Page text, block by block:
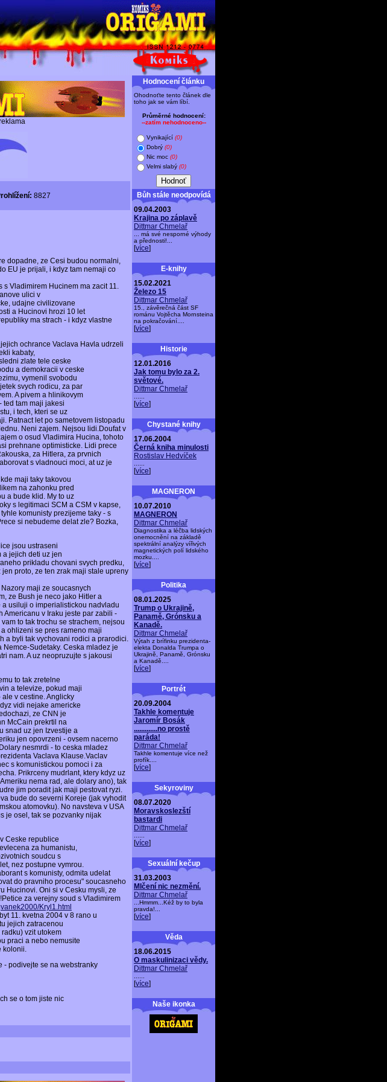
8827
dopadne, ze Cesi budou normalni,
EU je prijali, i kdyz tam nemaji co
Vladimirem Hucinem ma zacit 11.
ulici v
udajne civilizovane
a Hucinovi hrozi 10 let
ma strach - i kdyz vlastne
ochrance Vaclava Havla udrzeli
kabaty,
zlate tele ceske
a demokracii v ceske
vymenil svobodu
svych rodicu, za par
A pivem a hlinikovym
ted tam maji jakesi
i tech, kteri se uz
Patnact let po sametovem listopadu
Neni zajem. Nejsou lidi.Doufat v
o osud Vladimira Hucina, tohoto
prehnane optimisticke. Lidi prece
za Hitlera, za prvnich
s vladnouci moci, at uz je
maji taky takovou
na zahonku pred
a bude klid. My to uz
s legitimaci SCM a CSM v kapse,
komunisty prezijeme taky - s
si nebudeme delat zle? Bozka,
jsou ustraseni
a jejich deti uz jen
prikladu chovani svych predku,
proto, ze ten zrak maji stale upreny
maji ze soucasnych
ze Bush je neco jako Hitler a
usiluji o imperialistickou nadvladu
Americanu v Iraku jeste par zabili -
to tak trochu se strachem, nejsou
ohlizeni se pres rameno maji
a byli tak vychovani rodici a prarodici.
Sudetaky. Ceska mladez je
nam. A uz neopruzujte s jakousi
to tak zretelne
a televize, pokud maji
v cestine. Anglicky
vidi nejake americke
ze CNN je
McCain prekrtil na
snad uz jen Izvestije a
jen opovrzeni - ovsem nacerno
nesmrdi - to ceska mladez
Vaclava Klause.Vaclav
s komunistickou pomoci i za
Prikrceny mudrlant, ktery kdyz uz
nema rad, ale dolary ano), tak
jim poradit jak maji pestovat ryzi.
bude do severni Koreje (jak vyhodit
atomovku). No navsteva v USA
je osel, tak se pozvanky nijak
Ceske republice
za humanistu,
soudcu s
nez postupne vymrou.
s komunisty, odmita udelat
do pravniho procesu" soucasneho
Hucinovi. Oni si v Cesku mysli, ze
za verejny soud s Vladimirem
Kryl1.html
11. kvetna 2004 v 8 rano u
jejich zatracenou
vzit utokem
praci a nebo nemusite
kolonii.
- podivejte se na webstranky
se o tom jiste nic
Hodnocení článku
Ohodnoťte tento článek dle
toho jak se vám líbí.
Průměrné hodnocení:
--zatím nehodnoceno--
Vynikající (0)
Dobrý (0)
Nic moc (0)
Velmi slabý (0)
Bůh stále neodpovídá
09.04.2003
Krajina po záplavě
Dittmar Chmelař
... má své nesporné výhody
a přednosti!...
[více]
E-knihy
15.02.2021
Železo 15
Dittmar Chmelař
15., závěrečná část SF
románu Vojtěcha Mornsteina
na pokračování....
[více]
Historie
12.01.2016
Jak tomu bylo za 2.
světové.
Dittmar Chmelař
[více]
Chystané knihy
17.06.2004
Černá kniha minulosti
Rostislav Hedvíček
[více]
MAGNERON
10.07.2010
MAGNERON
Dittmar Chmelař
Diagnostika a léčba lidských
onemocnění na základě
spektrální analýzy vířivých
magnetických polí lidského
mozku....
[více]
Politika
08.01.2025
Trump o Ukrajině,
Panamě, Grónsku a
Kanadě.
Dittmar Chmelař
Výtah z brífinku prezidenta-
elekta Donalda Trumpa o
Ukrajině, Panamě, Grónsku
a Kanadě....
[více]
Portrét
20.09.2004
Takhle komentuje
Jaromír Bosák
.............no prostě
paráda!
Dittmar Chmelař
Takhle komentuje více než
profík....
[více]
Sekyroviny
08.07.2020
Moravskoslezští
bastardi
Dittmar Chmelař
[více]
Sexuální kečup
31.03.2003
Mlčení nic nezmění.
Dittmar Chmelař
...Hmmm...Kéž by to byla
pravda!...
[více]
Věda
18.06.2015
O maskulinizaci vědy.
Dittmar Chmelař
[více]
Naše ikonka